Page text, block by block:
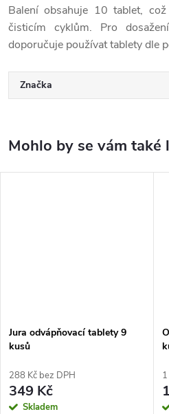
Balení obsahuje 10 tablet,
čisticím cyklům. Pro
doporučuje používat tablety dle
Značka
Jura odvápňovací tablety 9
kusů
288 Kč bez DPH
349 Kč
Skladem